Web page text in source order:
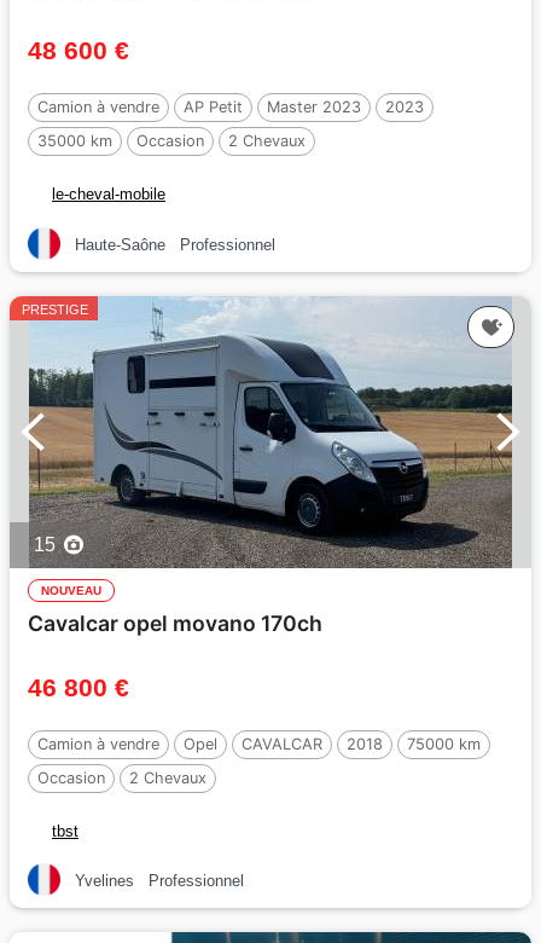
48 600 €
Camion à vendre AP Petit Master 2023
2023
35000 km
Occasion 2 Chevaux
le-cheval-mobile
Haute-Saône Professionnel
PRESTIGE
15
NOUVEAU
Cavalcar opel movano 170ch
46 800 €
Camion à vendre Opel CAVALCAR 2018
75000 km
Occasion
2 Chevaux
tbst
Yvelines Professionnel